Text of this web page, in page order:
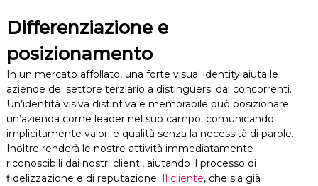
Differenziazione e
posizionamento
In un mercato affollato, una forte visual identity aiuta le
aziende del settore terziario a distinguersi dai concorrenti.
Un’identità visiva distintiva e memorabile può posizionare
un’azienda come leader nel suo campo, comunicando
implicitamente valori e qualità senza la necessità di parole.
Inoltre renderà le nostre attività immediatamente
riconoscibili dai nostri clienti, aiutando il processo di
fidelizzazione e di reputazione. Il cliente, che sia già